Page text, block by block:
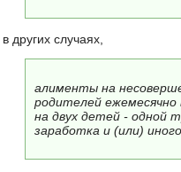
в других случаях,
алименты на
родителей ежемесячно
на двух детей - одной
заработка и (или)